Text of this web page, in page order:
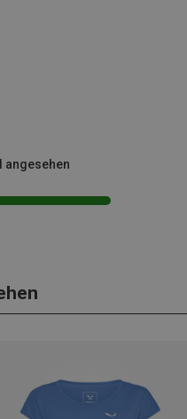
angesehen